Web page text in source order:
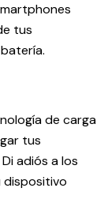
tus
de carga
tus
adiós a los
dispositivo